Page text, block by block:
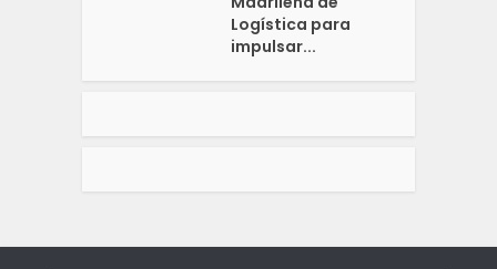
Logística para
impulsar...